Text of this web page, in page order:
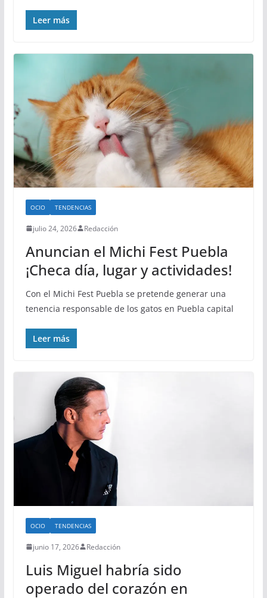
Leer más
OCIO TENDENCIAS
julio 24, 2026 Redacción
​Anuncian el Michi Fest Puebla
¡Checa día, lugar y actividades!
Con el Michi Fest Puebla se pretende generar una
tenencia responsable de los gatos en Puebla capital
Leer más
OCIO TENDENCIAS
junio 17, 2026 Redacción
Luis Miguel habría sido
operado del corazón en